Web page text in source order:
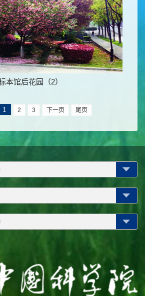
本馆后花园（2）
1 2 3 下一页 尾页